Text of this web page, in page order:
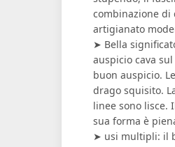
combinazione
artigianato
➤ Bella
auspicio cava
buon auspicio.
drago squisito.
linee sono lisce.
sua forma è
➤ usi multipli: il